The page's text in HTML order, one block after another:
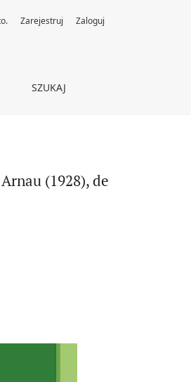
SZUKAJ
Zarejestruj Zaloguj
(1928), de